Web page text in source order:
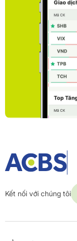
Kết nối với chúng tôi